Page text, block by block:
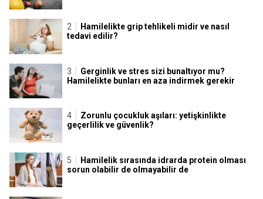
Hamilelikte grip tehlikeli midir ve nasıl
tedavi edilir?
Gerginlik ve stres sizi bunaltıyor mu?
Hamilelikte bunları en aza indirmek gerekir
Zorunlu çocukluk aşıları: yetişkinlikte
geçerlilik ve güvenlik?
Hamilelik sırasında idrarda protein olması
sorun olabilir de olmayabilir de